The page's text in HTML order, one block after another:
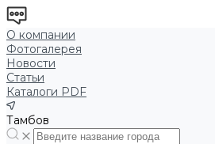
О компании
Фотогалерея
Новости
Статьи
Каталоги PDF
Тамбов